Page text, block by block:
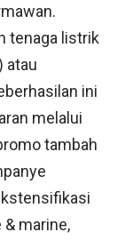
tenaga listrik
atau
ini
melalui
tambah
marine,